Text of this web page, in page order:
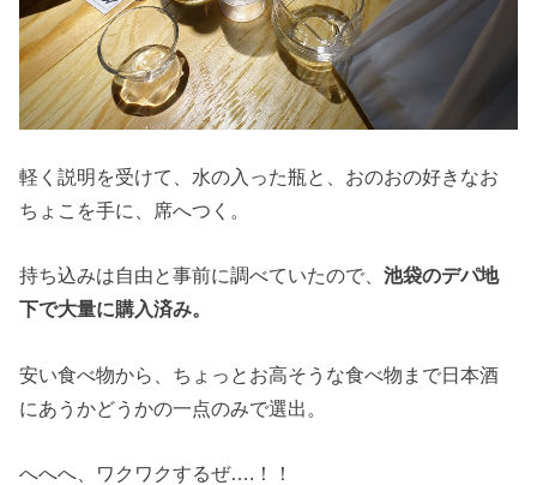
軽く説明を受けて、水の入った瓶と、おのおの好きなお
ちょこを手に、席へつく。
持ち込みは自由と事前に調べていたので、池袋のデパ地
下で大量に購入済み。
安い食べ物から、ちょっとお高そうな食べ物まで日本酒
にあうかどうかの一点のみで選出。
へへへ、ワクワクするぜ….！！